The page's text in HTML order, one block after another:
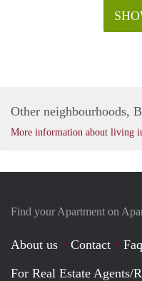
Other neighbourhoods,
More information about living
Find your Apartment on
About us Contact
Faq
For Real Estate Agents/